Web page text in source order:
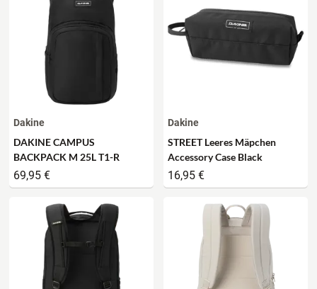
Dakine
DAKINE CAMPUS
BACKPACK M 25L T1-R
69,95 €
Dakine
STREET Leeres Mäpchen
Accessory Case Black
16,95 €